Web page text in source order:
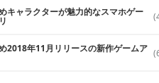
キャラクターが魅力的なスマホゲー
2018年11月リリースの新作ゲームア